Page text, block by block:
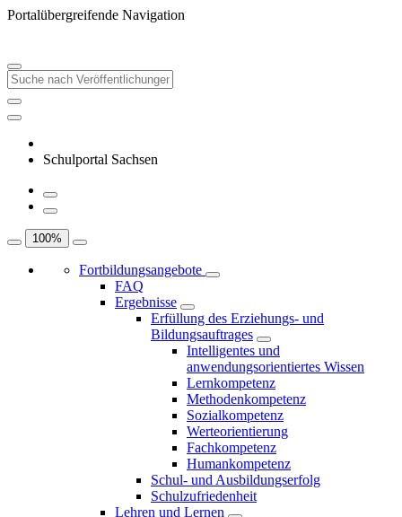
Portalübergreifende Navigation
Schulportal Sachsen
100%
Fortbildungsangebote
FAQ
Ergebnisse
Erfüllung des Erziehungs- und
Bildungsauftrages
Intelligentes und
anwendungsorientiertes Wissen
Lernkompetenz
Methodenkompetenz
Sozialkompetenz
Werteorientierung
Fachkompetenz
Humankompetenz
Schul- und Ausbildungserfolg
Schulzufriedenheit
Lehren und Lernen